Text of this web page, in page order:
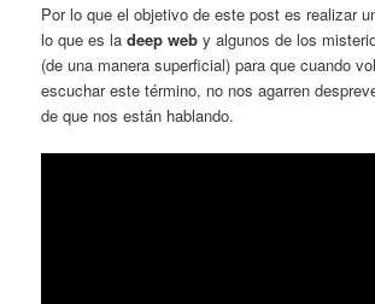
Por lo que el objetivo de este post es realizar
lo que es ladeep web y algunos de los
(de una manera superficial) para que cuando
escuchar este término, no nos agarren
de que nos están hablando.